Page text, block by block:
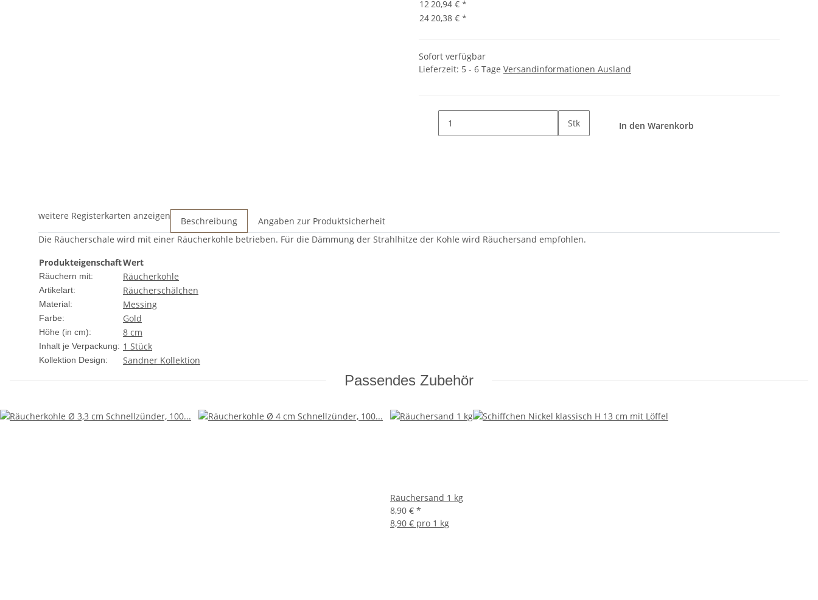
1220,94 € *
2420,38 € *
Sofort verfügbar
Lieferzeit: 5 - 6 Tage Versandinformationen Ausland
Stk In den Warenkorb
weitere Registerkarten anzeigen Beschreibung
Angaben zur Produktsicherheit
Die Räucherschale wird mit einer Räucherkohle betrieben. Für die Dämmung der Strahlhitze der Kohle wird Räuchersand empfohlen.
ProdukteigenschaftWert
Räuchern mit: Räucherkohle
Artikelart: Räucherschälchen
Material: Messing
Farbe: Gold
Höhe (in cm): 8 cm
Inhalt je Verpackung: 1 Stück
Kollektion Design: Sandner Kollektion
Passendes Zubehör
Räuchersand 1 kg
8,90 € *
8,90 € pro 1 kg